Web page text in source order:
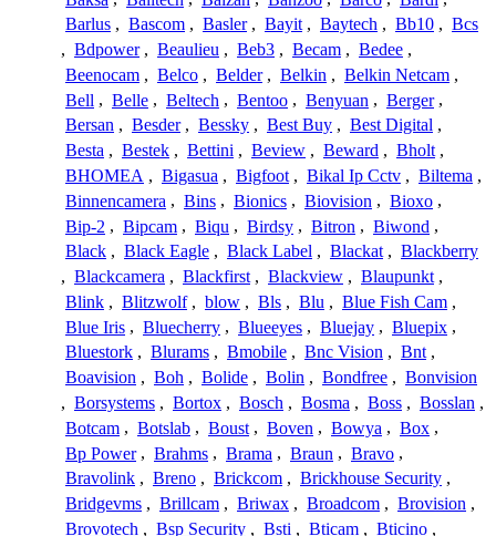
Barlus , Bascom , Basler , Bayit , Baytech , Bb10 , Bcs
, Bdpower , Beaulieu , Beb3 , Becam , Bedee ,
Beenocam , Belco , Belder , Belkin , Belkin Netcam ,
Bell , Belle , Beltech , Bentoo , Benyuan , Berger ,
Bersan , Besder , Bessky , Best Buy , Best Digital ,
Besta , Bestek , Bettini , Beview , Beward , Bholt ,
BHOMEA , Bigasua , Bigfoot , Bikal Ip Cctv , Biltema ,
Binnencamera , Bins , Bionics , Biovision , Bioxo ,
Bip-2 , Bipcam , Biqu , Birdsy , Bitron , Biwond ,
Black , Black Eagle , Black Label , Blackat , Blackberry
, Blackcamera , Blackfirst , Blackview , Blaupunkt ,
Blink , Blitzwolf , blow , Bls , Blu , Blue Fish Cam ,
Blue Iris , Bluecherry , Blueeyes , Bluejay , Bluepix ,
Bluestork , Blurams , Bmobile , Bnc Vision , Bnt ,
Boavision , Boh , Bolide , Bolin , Bondfree , Bonvision
, Borsystems , Bortox , Bosch , Bosma , Boss , Bosslan ,
Botcam , Botslab , Boust , Boven , Bowya , Box ,
Bp Power , Brahms , Brama , Braun , Bravo ,
Bravolink , Breno , Brickcom , Brickhouse Security ,
Bridgevms , Brillcam , Briwax , Broadcom , Brovision ,
Brovotech , Bsp Security , Bsti , Bticam , Bticino ,